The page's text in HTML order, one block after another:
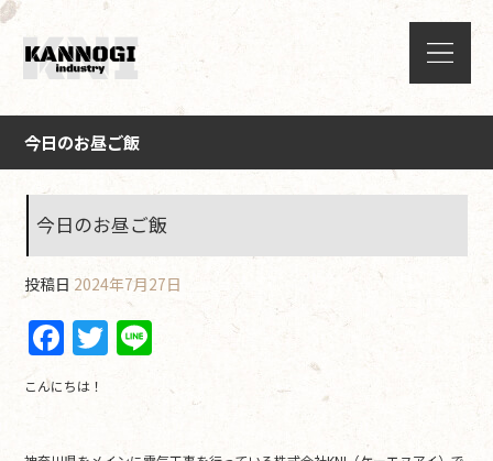
今日のお昼ご飯
今日のお昼ご飯
投稿日 2024年7月27日
F
a
c
e
T
w
er
e
こんにちは！